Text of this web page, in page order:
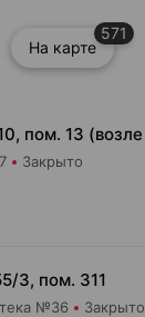
На карте
571
Закрыто
3, пом. 311
№36 Закрыто